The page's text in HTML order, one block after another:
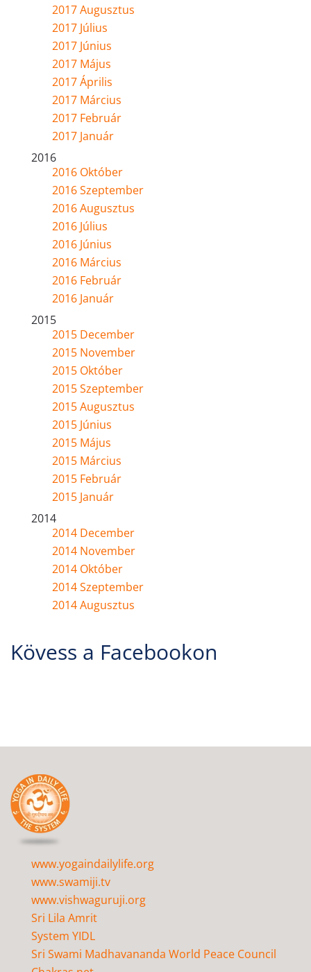
2017 Augusztus
2017 Július
2017 Június
2017 Május
2017 Április
2017 Március
2017 Február
2017 Január
2016
2016 Október
2016 Szeptember
2016 Augusztus
2016 Július
2016 Június
2016 Március
2016 Február
2016 Január
2015
2015 December
2015 November
2015 Október
2015 Szeptember
2015 Augusztus
2015 Június
2015 Május
2015 Március
2015 Február
2015 Január
2014
2014 December
2014 November
2014 Október
2014 Szeptember
2014 Augusztus
Kövess a Facebookon
www.yogaindailylife.org
www.swamiji.tv
www.vishwaguruji.org
Sri Lila Amrit
System YIDL
Sri Swami Madhavananda World Peace Council